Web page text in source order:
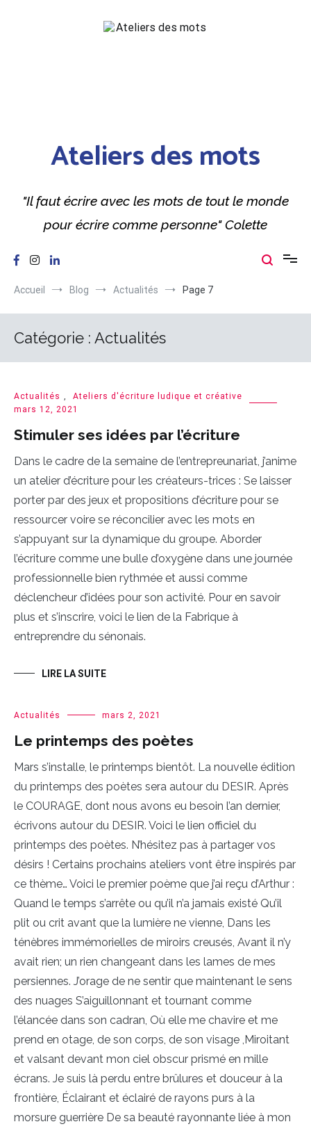
Ateliers des mots
"Il faut écrire avec les mots de tout le monde
pour écrire comme personne" Colette
Accueil Blog Actualités Page 7
Catégorie : Actualités
Actualités ,
Ateliers d'écriture ludique et créative
mars 12, 2021
Stimuler ses idées par l’écriture
Dans le cadre de la semaine de l’entrepreunariat, j’anime
un atelier d’écriture pour les créateurs-trices : Se laisser
porter par des jeux et propositions d’écriture pour se
ressourcer voire se réconcilier avec les mots en
s’appuyant sur la dynamique du groupe. Aborder
l’écriture comme une bulle d’oxygène dans une journée
professionnelle bien rythmée et aussi comme
déclencheur d’idées pour son activité. Pour en savoir
plus et s’inscrire, voici le lien de la Fabrique à
entreprendre du sénonais.
LIRE LA SUITE
Actualités mars 2, 2021
Le printemps des poètes
Mars s’installe, le printemps bientôt. La nouvelle édition
du printemps des poètes sera autour du DESIR. Après
le COURAGE, dont nous avons eu besoin l’an dernier,
écrivons autour du DESIR. Voici le lien officiel du
printemps des poètes. N’hésitez pas à partager vos
désirs ! Certains prochains ateliers vont être inspirés par
ce thème… Voici le premier poème que j’ai reçu d’Arthur :
Quand le temps s’arrête ou qu’il n’a jamais existé Qu’il
plit ou crit avant que la lumière ne vienne, Dans les
ténèbres immémorielles de miroirs creusés, Avant il n’y
avait rien; un rien changeant dans les lames de mes
persiennes. J’orage de ne sentir que maintenant le sens
des nuages S’aiguillonnant et tournant comme
l’élancée dans son cadran, Où elle me chavire et me
prend en otage, de son corps, de son visage ,Miroitant
et valsant devant mon ciel obscur prismé en mille
écrans. Je suis là perdu entre brûlures et douceur à la
frontière, Éclairant et éclairé de rayons purs à la
morsure guerrière De sa beauté rayonnante liée à mon